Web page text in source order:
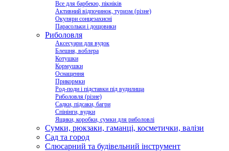
Все для барбекю, пікніків
Активний відпочинок, туризм (різне)
Окуляри сонцезахисні
Парасольки і дощовики
Риболовля
Аксесуари для вудок
Блешня, воблера
Котушки
Кормушки
Оснащення
Прикормки
Род-поди і підставки під вудилища
Риболовля (різне)
Садки, підсаки, багри
Спінінги, вудки
Ящики, коробки, сумки для риболовлі
Сумки, рюкзаки, гаманці, косметички, валізи
Сад та город
Слюсарний та будівельний інструмент